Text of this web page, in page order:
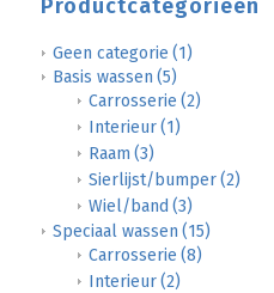
Productcategorieën
Geen categorie (1)
Basis wassen (5)
Carrosserie (2)
Interieur (1)
Raam (3)
Sierlijst/bumper (2)
Wiel/band (3)
Speciaal wassen (15)
Carrosserie (8)
Interieur (2)